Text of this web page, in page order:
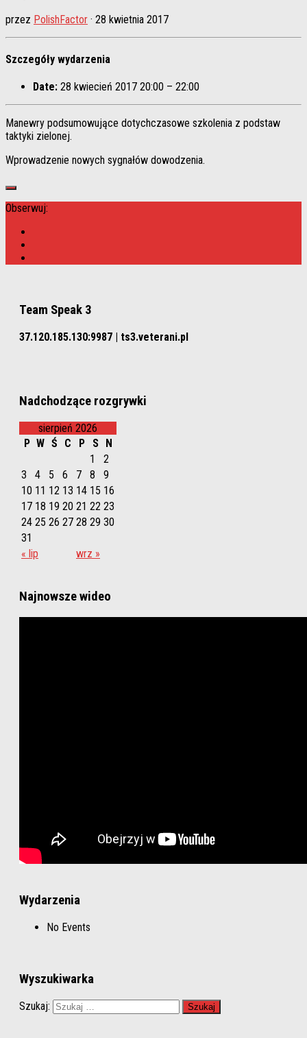
przez PolishFactor · 28 kwietnia 2017
Szczegóły wydarzenia
Date: 28 kwiecień 2017 20:00 – 22:00
Manewry podsumowujące dotychczasowe szkolenia z podstaw
taktyki zielonej.
Wprowadzenie nowych sygnałów dowodzenia.
Obserwuj:
Team Speak 3
37.120.185.130:9987 | ts3.veterani.pl
Nadchodzące rozgrywki
sierpień 2026
P W Ś C P S
N
1
2
3
4 5 6 7 8
9
10 11 12 13 14 15 16
17 18 19 20 21 22 23
24 25 26 27 28 29 30
31
« lip
wrz »
Najnowsze wideo
Wydarzenia
No Events
Wyszukiwarka
Szukaj: